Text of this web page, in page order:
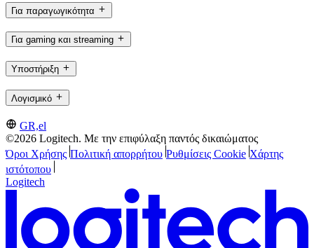
Για παραγωγικότητα
Για gaming και streaming
Υποστήριξη
Λογισμικό
GR,el
©2026 Logitech. Με την επιφύλαξη παντός δικαιώματος
Όροι Χρήσης Πολιτική απορρήτου Ρυθμίσεις Cookie Χάρτης
ιστότοπου
Logitech